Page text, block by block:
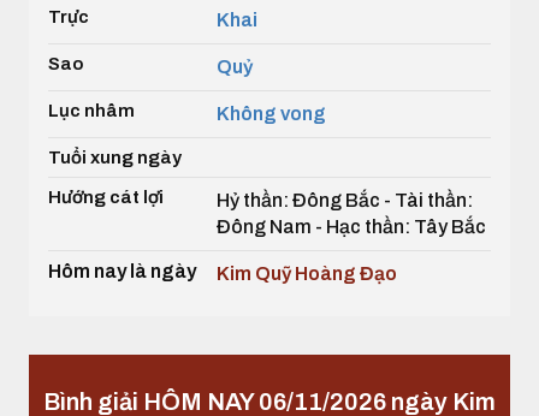
Trực Khai
Sao Quỷ
Lục nhâm Không vong
Tuổi xung ngày
Hướng cát lợi
Hỷ thần: Đông Bắc - Tài thần:
Đông Nam - Hạc thần: Tây Bắc
Hôm nay là ngày Kim Quỹ Hoàng Đạo
Bình giải HÔM NAY 06/11/2026 ngày Kim